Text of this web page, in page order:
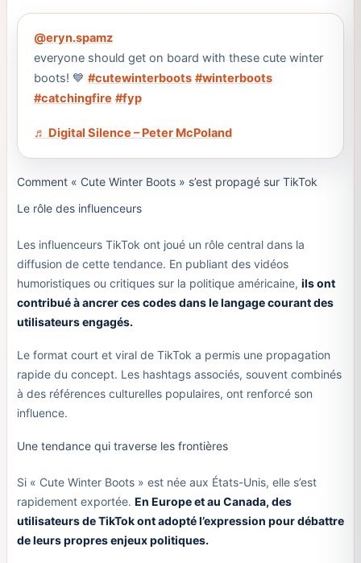
@eryn.spamz
everyone should get on board with these cute winter
boots! 💙 #cutewinterboots #winterboots
#catchingfire #fyp
♬ Digital Silence – Peter McPoland
Comment « Cute Winter Boots » s’est propagé sur TikTok
Le rôle des influenceurs
Les influenceurs TikTok ont joué un rôle central dans la
diffusion de cette tendance. En publiant des vidéos
humoristiques ou critiques sur la politique américaine, ils ont
contribué à ancrer ces codes dans le langage courant des
utilisateurs engagés.
Le format court et viral de TikTok a permis une propagation
rapide du concept. Les hashtags associés, souvent combinés
à des références culturelles populaires, ont renforcé son
influence.
Une tendance qui traverse les frontières
Si « Cute Winter Boots » est née aux États-Unis, elle s’est
rapidement exportée. En Europe et au Canada, des
utilisateurs de TikTok ont adopté l’expression pour débattre
de leurs propres enjeux politiques.